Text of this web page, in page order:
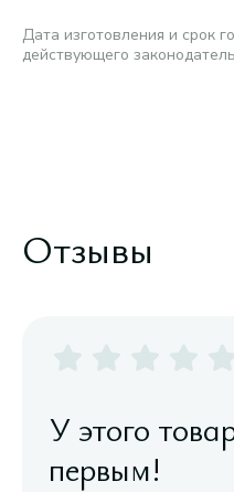
Дата изготовления и срок
действующего
Отзывы
У этого
первым!